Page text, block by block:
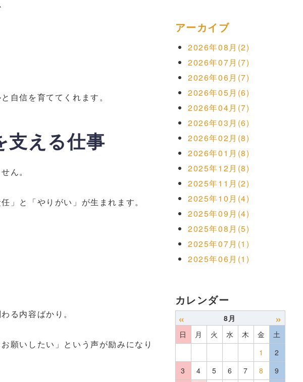
自信を育ててくれます。
支える仕事
ん。
」と「やりがい」が生まれます。
る内容ばかり。
願いしたい」という声が励みになり
アーカイブ
2026年08月(2)
2026年07月(7)
2026年06月(7)
2026年05月(6)
2026年04月(7)
2026年03月(6)
2026年02月(8)
2026年01月(8)
2025年12月(8)
2025年11月(2)
2025年10月(4)
2025年09月(4)
2025年08月(5)
2025年07月(1)
2025年06月(1)
カレンダー
« 8月 »
日 月 火 水 木 金
土
1
2
3
4 5 6 7 8 9